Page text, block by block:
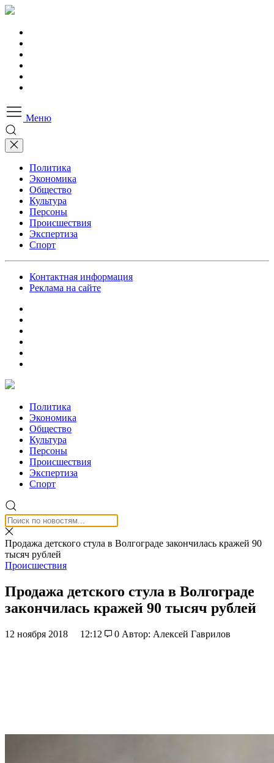
Меню
Политика
Экономика
Общество
Культура
Персоны
Происшествия
Экспертиза
Спорт
Контактная информация
Реклама на сайте
Политика
Экономика
Общество
Культура
Персоны
Происшествия
Экспертиза
Спорт
Продажа детского стула в Волгограде закончилась кражей 90
тысяч рублей
Происшествия
Продажа детского стула в Волгограде
закончилась кражей 90 тысяч рублей
12 ноября 2018 12:12 0 Автор: Алексей Гаврилов